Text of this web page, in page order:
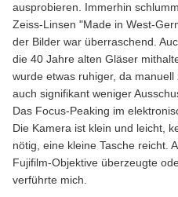
ausprobieren. Immerhin
Zeiss-Linsen "Made in West-
der Bilder war überraschend.
die 40 Jahre alten Gläser
wurde etwas ruhiger, da
auch signifikant weniger
Das Focus-Peaking im
Die Kamera ist klein und leicht,
nötig, eine kleine Tasche reicht.
Fujifilm-Objektive überzeugte
verführte mich.